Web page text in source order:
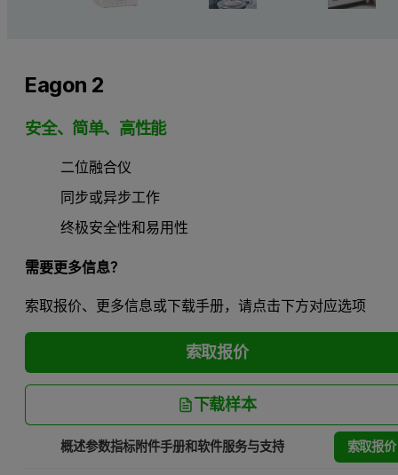
Eagon 2
安全、简单、高性能
二位融合仪
同步或异步工作
终极安全性和易用性
需要更多信息？
索取报价、更多信息或下载手册，请点击下方对应选项
索取报价
下载样本
概述参数指标附件手册和软件服务与支持 索取报价